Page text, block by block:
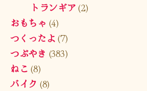
トランギア(2)
おもちゃ (4)
つくったよ(7)
つぶやき (383)
ねこ (8)
バイク (8)